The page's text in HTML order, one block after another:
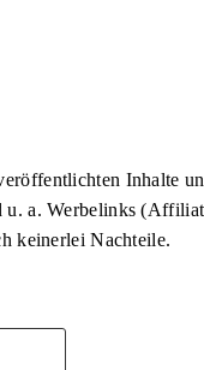
Inhalte
a. Werbelinks
keinerlei Nachteile.